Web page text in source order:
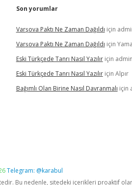
Son yorumlar
Varşova Paktı Ne Zaman Dağıldı için
Varşova Paktı Ne Zaman Dağıldı için
Eski Türkçede Tanrı Nasıl Yazılıriçin admin
Eski Türkçede Tanrı Nasıl Yazılıriçin Alpır
Bağımlı Olan Birine Nasıl Davranmalı için
Telegram: @karabul
Bu nedenle, sitedeki içerikleri proaktif